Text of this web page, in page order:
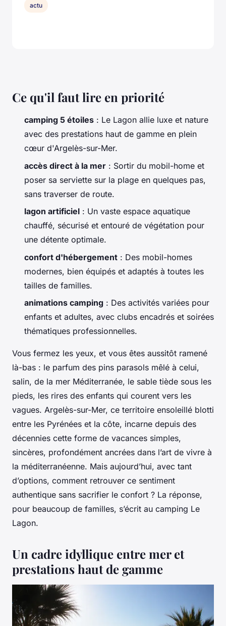
Ce qu'il faut lire en priorité
camping 5 étoiles : Le Lagon allie luxe et nature
avec des prestations haut de gamme en plein
cœur d'Argelès-sur-Mer.
accès direct à la mer : Sortir du mobil-home et
poser sa serviette sur la plage en quelques pas,
sans traverser de route.
lagon artificiel : Un vaste espace aquatique
chauffé, sécurisé et entouré de végétation pour
une détente optimale.
confort d'hébergement : Des mobil-homes
modernes, bien équipés et adaptés à toutes les
tailles de familles.
animations camping : Des activités variées pour
enfants et adultes, avec clubs encadrés et soirées
thématiques professionnelles.
Vous fermez les yeux, et vous êtes aussitôt ramené
là-bas : le parfum des pins parasols mêlé à celui,
salin, de la mer Méditerranée, le sable tiède sous les
pieds, les rires des enfants qui courent vers les
vagues. Argelès-sur-Mer, ce territoire ensoleillé blotti
entre les Pyrénées et la côte, incarne depuis des
décennies cette forme de vacances simples,
sincères, profondément ancrées dans l’art de vivre à
la méditerranéenne. Mais aujourd’hui, avec tant
d’options, comment retrouver ce sentiment
authentique sans sacrifier le confort ? La réponse,
pour beaucoup de familles, s’écrit au camping Le
Lagon.
Un cadre idyllique entre mer et
prestations haut de gamme
actu